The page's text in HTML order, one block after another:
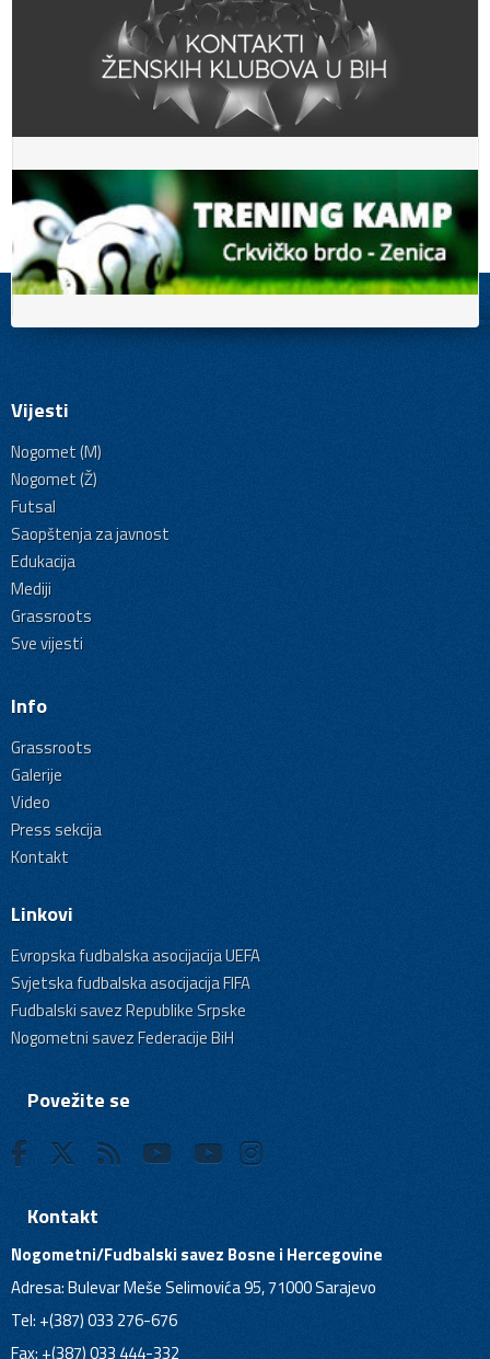
Vijesti
Nogomet (M)
Nogomet (Ž)
Futsal
Saopštenja za javnost
Edukacija
Mediji
Grassroots
Sve vijesti
Info
Grassroots
Galerije
Video
Press sekcija
Kontakt
Linkovi
Evropska fudbalska asocijacija UEFA
Svjetska fudbalska asocijacija FIFA
Fudbalski savez Republike Srpske
Nogometni savez Federacije BiH
Povežite se
Kontakt
Nogometni/Fudbalski savez Bosne i Hercegovine
Adresa: Bulevar Meše Selimovića 95, 71000 Sarajevo
Tel: +(387) 033 276-676
Fax: +(387) 033 444-332